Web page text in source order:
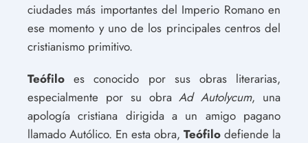
ciudades más importantes del Imperio Romano en
ese momento y uno de los principales centros del
cristianismo primitivo.
Teófilo es conocido por sus obras literarias,
especialmente por su obraAd Autolycum, una
apología cristiana dirigida a un amigo pagano
llamado Autólico. En esta obra, Teófilo defiende la